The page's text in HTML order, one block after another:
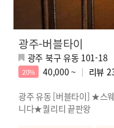
광주-버블타이
광주 북구 유동 101-18
20% 40,000 ~ 리뷰
광주 유동 [버블타이] ★스
니다★퀄리티 끝판왕